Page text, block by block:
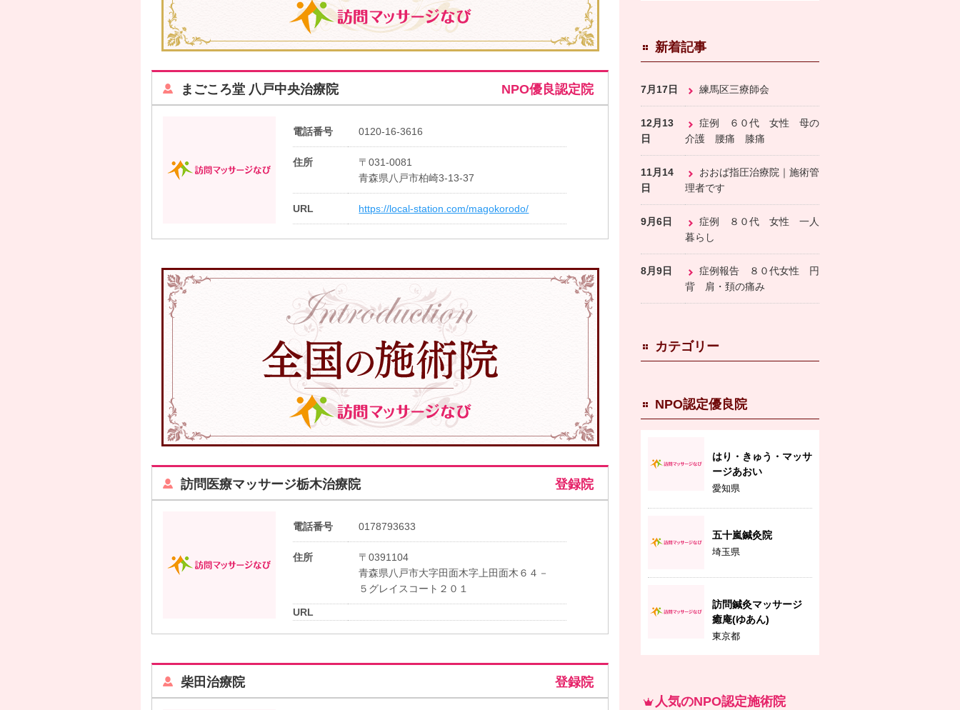
まごころ堂 八戸中央治療院 NPO優良認定院
電話番号 0120-16-3616
住所
〒031-0081
青森県八戸市柏崎3-13-37
URL https://local-station.com/magokorodo/
訪問医療マッサージ栃木治療院 登録院
電話番号 0178793633
住所
〒0391104
青森県八戸市大字田面木字上田面木６４－
５グレイスコート２０１
URL
柴田治療院 登録院
新着記事
7月17日 練馬区三療師会
12月13
日
症例 ６０代 女性 母の
介護 腰痛 膝痛
11月14
日
おおば指圧治療院｜施術管
理者です
9月6日
症例 ８０代 女性 一人
暮らし
8月9日
症例報告 ８０代女性 円
背 肩・頚の痛み
カテゴリー
NPO認定優良院
はり・きゅう・マッサ
ージあおい
愛知県
五十嵐鍼灸院
埼玉県
訪問鍼灸マッサージ
癒庵(ゆあん)
東京都
人気のNPO認定施術院